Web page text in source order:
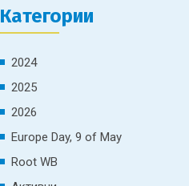
Категории
2024
2025
2026
Europe Day, 9 of May
Root WB